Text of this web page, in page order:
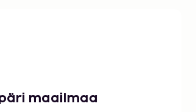
maailmaa